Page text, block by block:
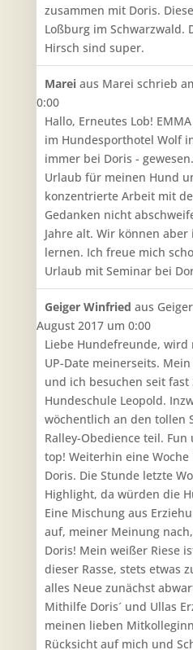
zusammen mit Doris.
Loßburg im Schwarzwald.
Hirsch sind super.
Marei aus Marei schrieb
0:00
Hallo, Erneutes Lob!
im Hundesporthotel Wolf
immer bei Doris -
Urlaub für meinen Hund
konzentrierte Arbeit mit
Gedanken nicht
Jahre alt. Wir können
lernen. Ich freue mich
Urlaub mit Seminar bei
Geiger Winfried aus
August 2017 um 0:00
Liebe Hundefreunde,
UP-Date meinerseits.
und ich besuchen seit fast
Hundeschule Leopold.
wöchentlich an den tollen
Ralley-Obedience teil.
top! Weiterhin eine
Doris. Die Stunde letzte
Highlight, da würden die
Eine Mischung aus
auf, meiner Meinung
Doris! Mein weißer Riese
dieser Rasse, stets etwas
alles Neue zunächst
Mithilfe Doris´ und Ullas
meinen lieben
Rücksicht auf mich und